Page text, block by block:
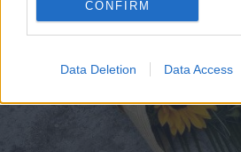
CONFIRM
Data Deletion Data Access